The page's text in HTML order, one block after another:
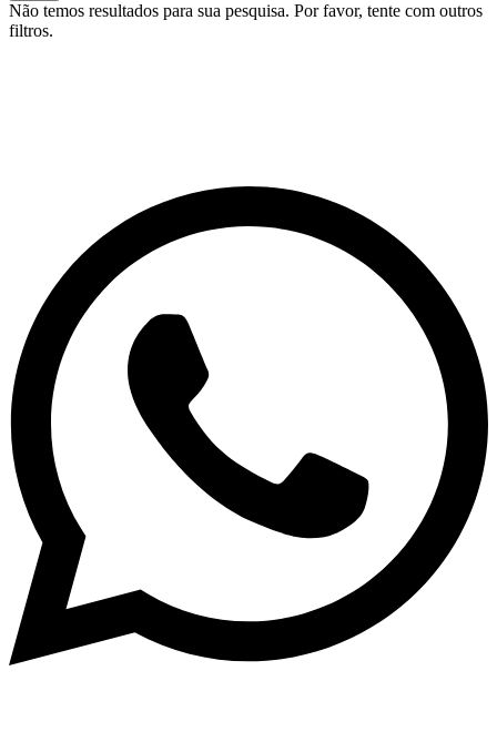
Não temos resultados para sua pesquisa. Por favor, tente com outros
filtros.